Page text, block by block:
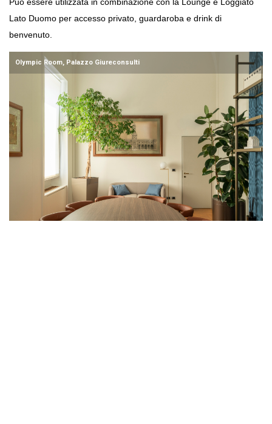
Lato Duomo per accesso privato, guardaroba e drink di
benvenuto.
Olympic Room, Palazzo Giureconsulti